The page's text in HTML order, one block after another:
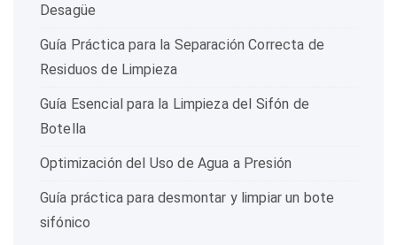
Desagüe
Guía Práctica para la Separación Correcta de
Residuos de Limpieza
Guía Esencial para la Limpieza del Sifón de
Botella
Optimización del Uso de Agua a Presión
Guía práctica para desmontar y limpiar un bote
sifónico